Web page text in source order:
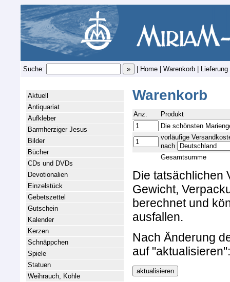
Suche: Home Warenkorb Lieferung
Aktuell
Antiquariat
Aufkleber
Barmherziger Jesus
Bilder
Bücher
CDs und DVDs
Devotionalien
Einzelstück
Gebetszettel
Gutschein
Kalender
Kerzen
Schnäppchen
Spiele
Statuen
Weihrauch, Kohle
Warenkorb
Anz.
Produkt
Die schönsten
vorläufige
nach
Gesamtsumme
Die tatsächlichen
Gewicht,
berechnet und
ausfallen.
Nach Änderung
auf "aktualisieren":